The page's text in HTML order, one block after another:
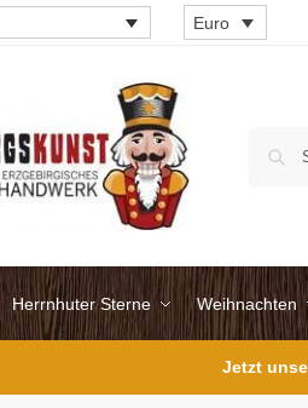
Euro
Herrnhuter Sterne Weihnachten
Jetzt